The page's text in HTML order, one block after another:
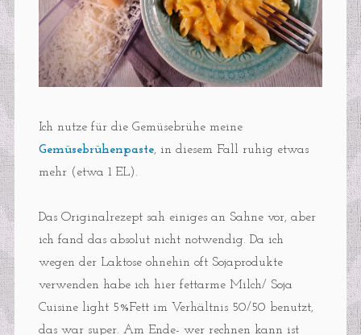
Ich nutze für die Gemüsebrühe meine
Gemüsebrühenpaste, in diesem Fall ruhig etwas
mehr (etwa 1 EL).
Das Originalrezept sah einiges an Sahne vor, aber
ich fand das absolut nicht notwendig. Da ich
wegen der Laktose ohnehin oft Sojaprodukte
verwenden habe ich hier fettarme Milch/ Soja
Cuisine light 5%Fett im Verhältnis 50/50 benutzt,
das war super. Am Ende- wer rechnen kann ist